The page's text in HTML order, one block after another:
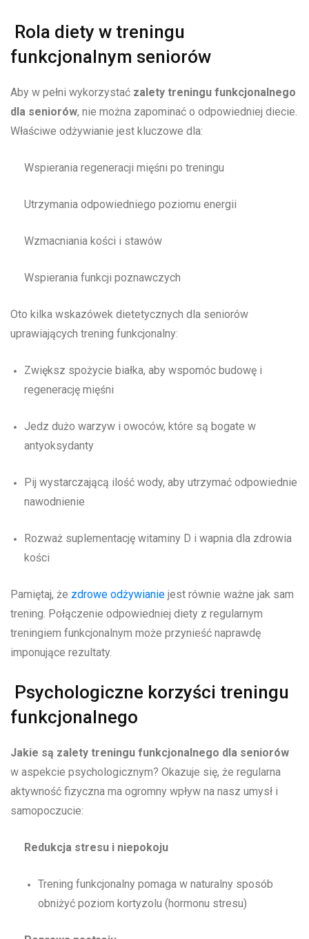
Rola diety w treningu
funkcjonalnym seniorów
Aby w pełni wykorzystać zalety treningu funkcjonalnego
dla seniorów, nie można zapominać o odpowiedniej diecie.
Właściwe odżywianie jest kluczowe dla:
Wspierania regeneracji mięśni po treningu
Utrzymania odpowiedniego poziomu energii
Wzmacniania kości i stawów
Wspierania funkcji poznawczych
Oto kilka wskazówek dietetycznych dla seniorów
uprawiających trening funkcjonalny:
Zwiększ spożycie białka, aby wspomóc budowę i
regenerację mięśni
Jedz dużo warzyw i owoców, które są bogate w
antyoksydanty
Pij wystarczającą ilość wody, aby utrzymać odpowiednie
nawodnienie
Rozważ suplementację witaminy D i wapnia dla zdrowia
kości
Pamiętaj, że zdrowe odżywianie jest równie ważne jak sam
trening. Połączenie odpowiedniej diety z regularnym
treningiem funkcjonalnym może przynieść naprawdę
imponujące rezultaty.
Psychologiczne korzyści treningu
funkcjonalnego
Jakie są zalety treningu funkcjonalnego dla seniorów
w aspekcie psychologicznym? Okazuje się, że regularna
aktywność fizyczna ma ogromny wpływ na nasz umysł i
samopoczucie:
Redukcja stresu i niepokoju
Trening funkcjonalny pomaga w naturalny sposób
obniżyć poziom kortyzolu (hormonu stresu)